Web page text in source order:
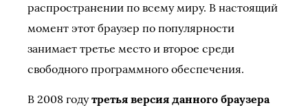
распространении по всему миру. В настоящий
момент этот браузер по популярности
занимает третье место и второе среди
свободного программного обеспечения.
В 2008 годутретья версия данного браузера